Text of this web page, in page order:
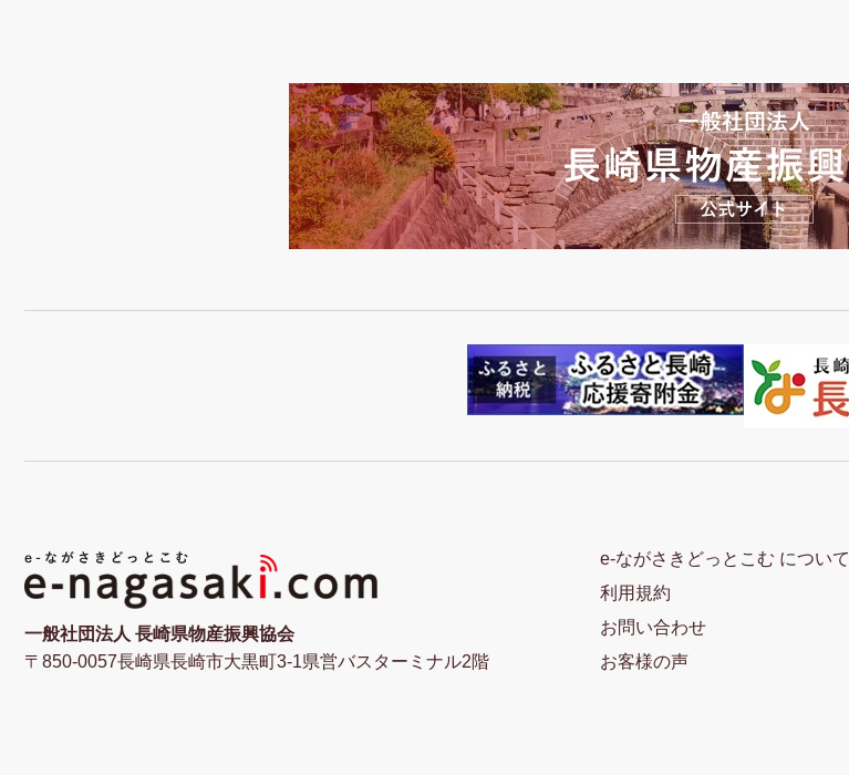
一般社団法人 長崎県物産振興協会
〒850-0057長崎県長崎市大黒町3-1県営バスターミナル2階
e-ながさきどっとこむ について
利用規約
お問い合わせ
お客様の声